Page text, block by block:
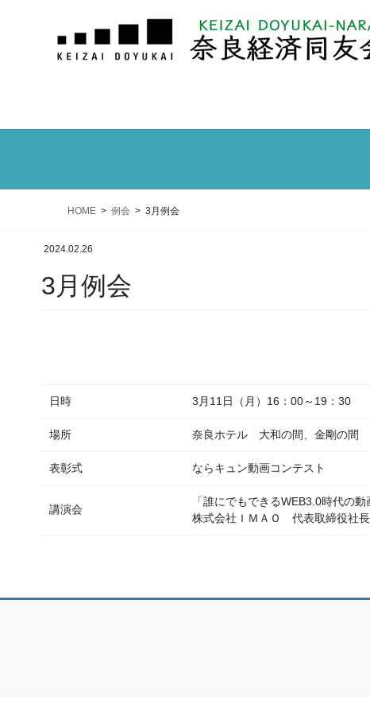
HOME 例会 3月例会
2024.02.26
3月例会
日時 3月11日（月）16：00～19：30
場所 奈良ホテル 大和の間、金剛の間
表彰式 ならキュン動画コンテスト
講演会
「誰にでもできるWEB3.0時代の
株式会社ＩＭＡＯ 代表取締役